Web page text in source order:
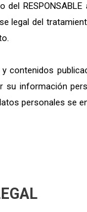
del
legal del
contenidos
su información
personales se